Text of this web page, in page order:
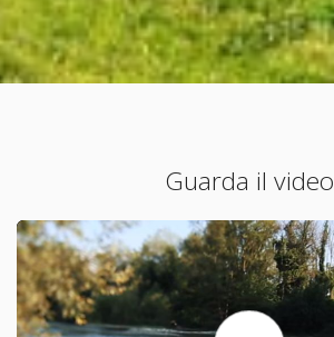
Guarda il video